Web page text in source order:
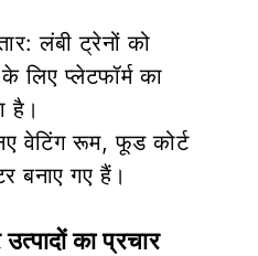
लंबी ट्रेनों को
लिए प्लेटफॉर्म का
है।
वेटिंग रूम, फूड कोर्ट
बनाए गए हैं।
का प्रचार